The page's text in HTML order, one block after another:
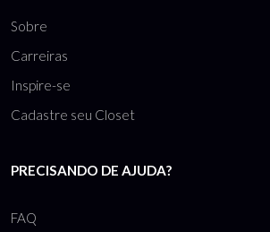
Sobre
Carreiras
Inspire-se
Cadastre seu Closet
PRECISANDO DE AJUDA?
FAQ